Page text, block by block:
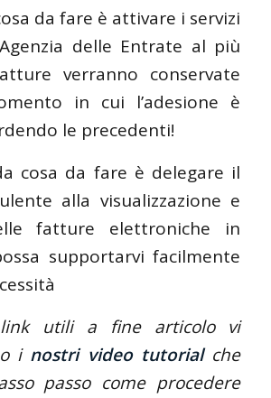
da fare è attivare i servizi
delle Entrate al più
verranno conservate
in cui l’adesione è
le precedenti!
cosa da fare è delegare il
alla visualizzazione e
fatture elettroniche in
supportarvi facilmente
utili a fine articolo vi
inostri video tutorialche
passo come procedere